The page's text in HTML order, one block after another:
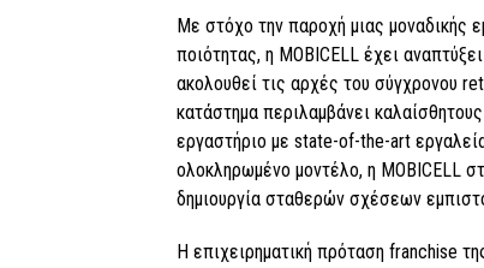
Με στόχο την παροχή μιας μοναδικής
ποιότητας, η MOBICELL έχει
ακολουθεί τις αρχές του σύγχρονου
κατάστημα περιλαμβάνει
εργαστήριο με state-of-the-art
ολοκληρωμένο μοντέλο, η MOBICELL
δημιουργία σταθερών σχέσεων
Η επιχειρηματική πρόταση franchise